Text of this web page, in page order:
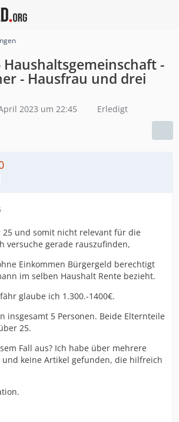
Haushaltsgemeinschaft -
- Hausfrau und drei
2023 um 22:45 Erledigt
25 und somit nicht relevant für die
versuche gerade rauszufinden,
Einkommen Bürgergeld berechtigt
im selben Haushalt Rente bezieht.
glaube ich 1.300.-1400€.
insgesamt 5 Personen. Beide Elternteile
25.
Fall aus? Ich habe über mehrere
und keine Artikel gefunden, die hilfreich